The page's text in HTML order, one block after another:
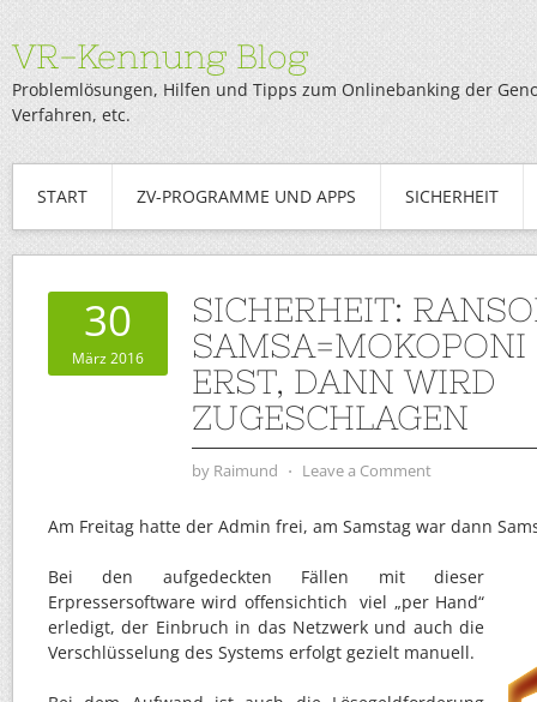
VR-Kennung Blog
Problemlösungen, Hilfen und Tipps zum Onlinebanking der
Verfahren, etc.
START ZV-PROGRAMME UND APPS SICHERHEIT
30
März 2016
SICHERHEIT:
SAMSA=MOKOPONI
ERST, DANN WIRD
ZUGESCHLAGEN
by Raimund ⋅ Leave a Comment
Am Freitag hatte der Admin frei, am Samstag war dann
Bei den aufgedeckten Fällen mit dieser
Erpressersoftware wird offensichtich viel „per Hand“
erledigt, der Einbruch in das Netzwerk und auch die
Verschlüsselung des Systems erfolgt gezielt manuell.